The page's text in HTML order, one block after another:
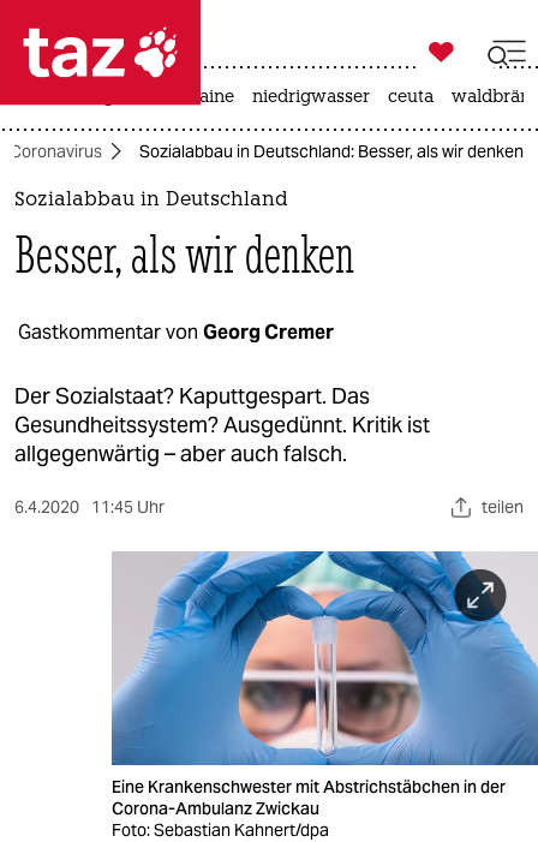
 taz zahl ich
taz zahl ich
politik
öko
gesellschaft
kultur
veranstaltungen

taz zahl ich
krieg in der ukraine niedrigwasser ceuta
Coronavirus Sozialabbau in Deutschland: Besser, als wir denken
Sozialabbau in Deutschland
Besser, als wir denken
Gastkommentar von Georg Cremer
Der Sozialstaat? Kaputtgespart. Das
Gesundheitssystem? Ausgedünnt. Kritik ist
allgegenwärtig – aber auch falsch.
6.4.2020 11:45 Uhr teilen
Eine Krankenschwester mit Abstrichstäbchen in der
Corona-Ambulanz Zwickau
Foto: Sebastian Kahnert/dpa